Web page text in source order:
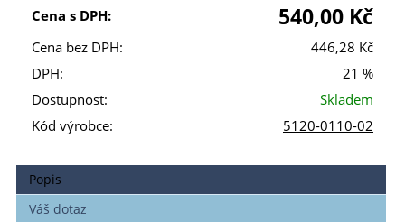
Cena s DPH:
540,00 Kč
Cena bez DPH:
446,28 Kč
DPH:
21 %
Dostupnost:
Skladem
Kód výrobce:
5120-0110-02
Popis
Váš dotaz